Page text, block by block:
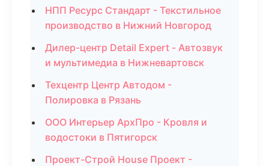
НПП Ресурс Стандарт - Текстильное
производство в Нижний Новгород
Дилер-центр Detail Expert - Автозвук
и мультимедиа в Нижневартовск
Техцентр Центр Автодом -
Полировка в Рязань
ООО Интерьер АрхПро - Кровля и
водостоки в Пятигорск
Проект-Строй House Проект -